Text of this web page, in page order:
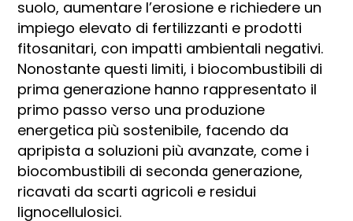
suolo, aumentare l’erosione e richiedere un
impiego elevato di fertilizzanti e prodotti
fitosanitari, con impatti ambientali negativi.
Nonostante questi limiti, i biocombustibili di
prima generazione hanno rappresentato il
primo passo verso una produzione
energetica più sostenibile, facendo da
apripista a soluzioni più avanzate, come i
biocombustibili di seconda generazione,
ricavati da scarti agricoli e residui
lignocellulosici.